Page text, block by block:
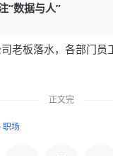
“数据与人”
正文完
职场